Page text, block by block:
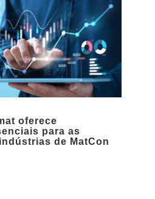
oferece
para as
de MatCon